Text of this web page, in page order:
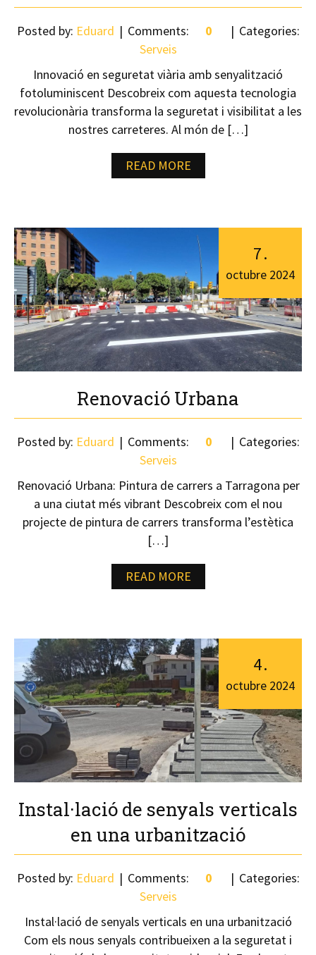
Posted by: Eduard Comments: 0
Categories:
Serveis
Innovació en seguretat viària amb senyalització
fotoluminiscent Descobreix com aquesta tecnologia
revolucionària transforma la seguretat i visibilitat a les
nostres carreteres. Al món de […]
READ MORE
Renovació Urbana
7.
octubre 2024
Posted by: Eduard Comments: 0
Categories:
Serveis
Renovació Urbana: Pintura de carrers a Tarragona per
a una ciutat més vibrant Descobreix com el nou
projecte de pintura de carrers transforma l’estètica
[…]
READ MORE
Instal·lació de senyals verticals
en una urbanització
4.
octubre 2024
Posted by: Eduard Comments: 0
Categories:
Serveis
Instal·lació de senyals verticals en una urbanització
Com els nous senyals contribueixen a la seguretat i